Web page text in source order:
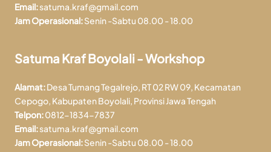
Email:satuma.kraf@gmail.com
Jam Operasional:Senin -Sabtu 08.00 - 18.00
Satuma Kraf Boyolali - Workshop
Alamat:Desa Tumang Tegalrejo, RT 02 RW 09, Kecamatan
Cepogo, Kabupaten Boyolali, Provinsi Jawa Tengah
Telpon:0812-1834-7837
Email:satuma.kraf@gmail.com
Jam Operasional:Senin -Sabtu 08.00 - 18.00